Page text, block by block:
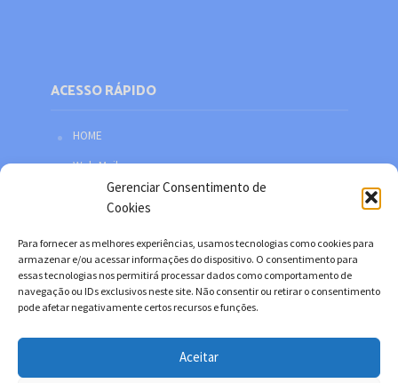
Gerenciar Consentimento de
Cookies
Para fornecer as melhores experiências, usamos tecnologias como cookies para
armazenar e/ou acessar informações do dispositivo. O consentimento para
essas tecnologias nos permitirá processar dados como comportamento de
navegação ou IDs exclusivos neste site. Não consentir ou retirar o consentimento
pode afetar negativamente certos recursos e funções.
Aceitar
ACESSO RÁPIDO
HOME
Web Mail
Política de privacidade
Facebook
Twitter
YouTube
Instagram